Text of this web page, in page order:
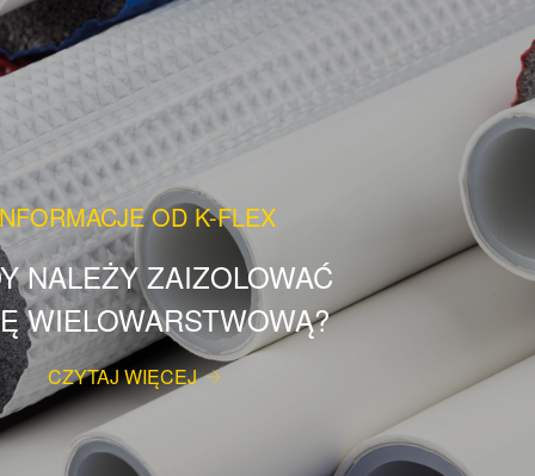
OD K-FLEX
NALEŻY ZAIZOLOWAĆ
WIELOWARSTWOWĄ?
CZYTAJ WIĘCEJ